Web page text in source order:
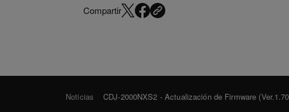
Compartir
Noticias CDJ-2000NXS2 - Actualización de Firmware